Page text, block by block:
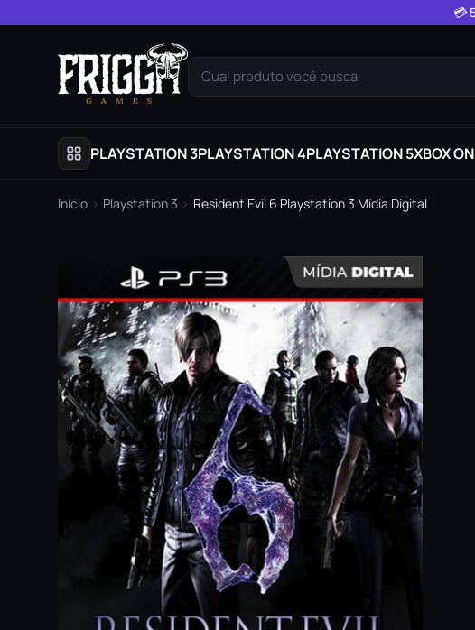
💳
Qual produto você busca
PLAYSTATION 3PLAYSTATION 4PLAYSTATION 5XBOX
Início › Playstation 3 › Resident Evil 6 Playstation 3 Mídia Digital